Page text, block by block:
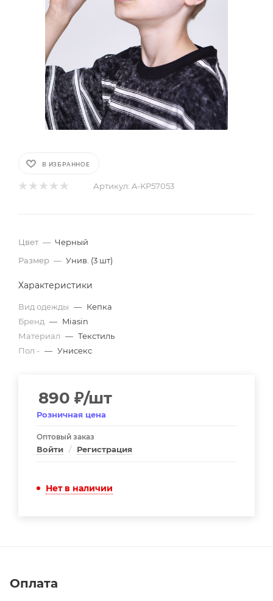
В ИЗБРАННОЕ
Артикул: A-KP57053
Цвет — Черный
Размер — Унив. (3 шт)
Характеристики
Вид одежды — Кепка
Бренд — Miasin
Материал — Текстиль
Пол - — Унисекс
890 ₽/шт
Розничная цена
Оптовый заказ
Войти / Регистрация
Нет в наличии
Оплата